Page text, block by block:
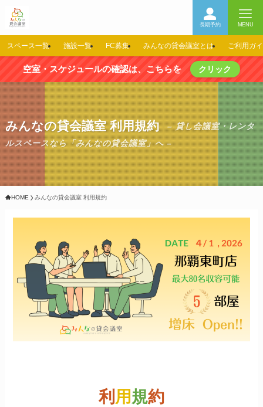
長期予約 MENU
スペース一覧 施設一覧 FC募集 みんなの貸会議室とは ご利用ガ
空室・スケジュールの確認は、こちらを クリック
みんなの貸会議室 利用規約
– 貸し会議室・レンタ
ルスペースなら「みんなの貸会議室」へ –
HOME みんなの貸会議室 利用規約
利 用規約